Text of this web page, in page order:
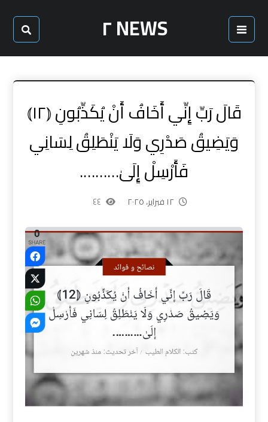
NEWS ٢
قَالَ رَبِّ إِنِّي أَخَافُ أَنْ يُكَذِّبُونِ ⦅١٢⦆
وَيَضِيقُ صَدْرِي وَلَا يَنْطَلِقُ لِسَانِي
فَأَرْسِلْ إِلَىٰ……….
١٢ فبراير، ٢٠٢٥ ٤٤